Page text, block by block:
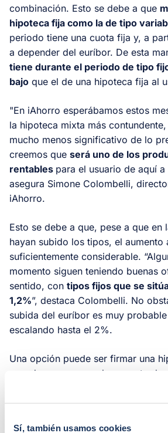
Sí, también usamos cookies
combinación. Esto se debe a que
hipoteca fija como la de tipo
periodo tiene una cuota fija y, a
a depender del euríbor. De esta
tiene durante el periodo de tipo
bajo que el de una hipoteca fija al
"En iAhorro esperábamos estos
la hipoteca mixta más
mucho menos significativo de lo
creemos que será uno de los
rentables para el usuario de aquí a
asegura Simone Colombelli,
iAhorro.
Esto se debe a que, pese a que en
hayan subido los tipos, el aumento
suficientemente considerable.
momento siguen teniendo buenas
sentido, con tipos fijos que se
1,2%”, destaca Colombelli. No
subida del euríbor es muy
escalando hasta el 2%.
Una opción puede ser firmar una
cuando se acerque el momento de
funcionar con un préstamo de tipo
cambiarse a una hipoteca que sea